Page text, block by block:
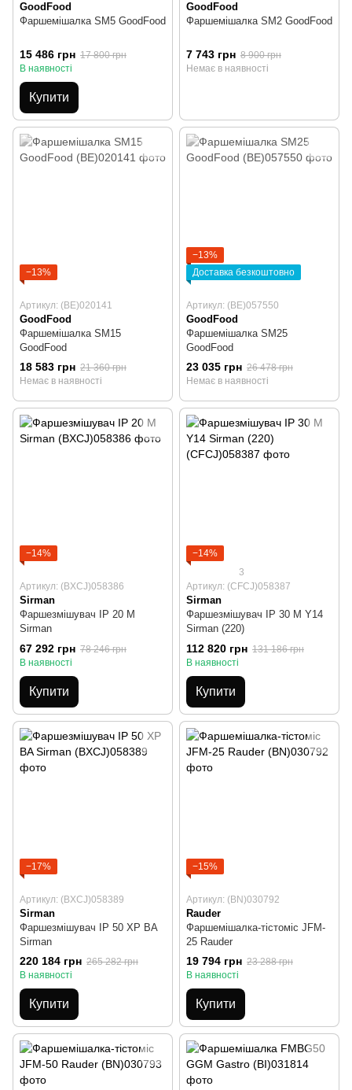
GoodFood
Фаршемішалка SM5 GoodFood
15 486 грн 17 800 грн
В наявності
Купити
GoodFood
Фаршемішалка SM2 GoodFood
7 743 грн 8 900 грн
Немає в наявності
−13%
Артикул: (BE)020141
GoodFood
Фаршемішалка SM15
GoodFood
18 583 грн 21 360 грн
Немає в наявності
−13%
Доставка безкоштовно
Артикул: (BE)057550
GoodFood
Фаршемішалка SM25
GoodFood
23 035 грн 26 478 грн
Немає в наявності
−14%
Артикул: (BXCJ)058386
Sirman
Фаршезмішувач IP 20 M
Sirman
67 292 грн 78 246 грн
В наявності
Купити
−14%
3
Артикул: (CFCJ)058387
Sirman
Фаршезмішувач IP 30 M Y14
Sirman (220)
112 820 грн 131 186 грн
В наявності
Купити
−17%
Артикул: (BXCJ)058389
Sirman
Фаршезмішувач IP 50 XP BA
Sirman
220 184 грн 265 282 грн
В наявності
Купити
−15%
Артикул: (BN)030792
Rauder
Фаршемішалка-тістоміс JFM-
25 Rauder
19 794 грн 23 288 грн
В наявності
Купити